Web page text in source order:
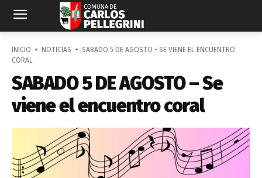
INICIO NOTICIAS
SABADO 5 DE AGOSTO - SE VIENE EL ENCUENTRO
CORAL
SABADO 5 DE AGOSTO – Se
viene el encuentro coral